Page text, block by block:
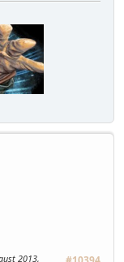
2013,